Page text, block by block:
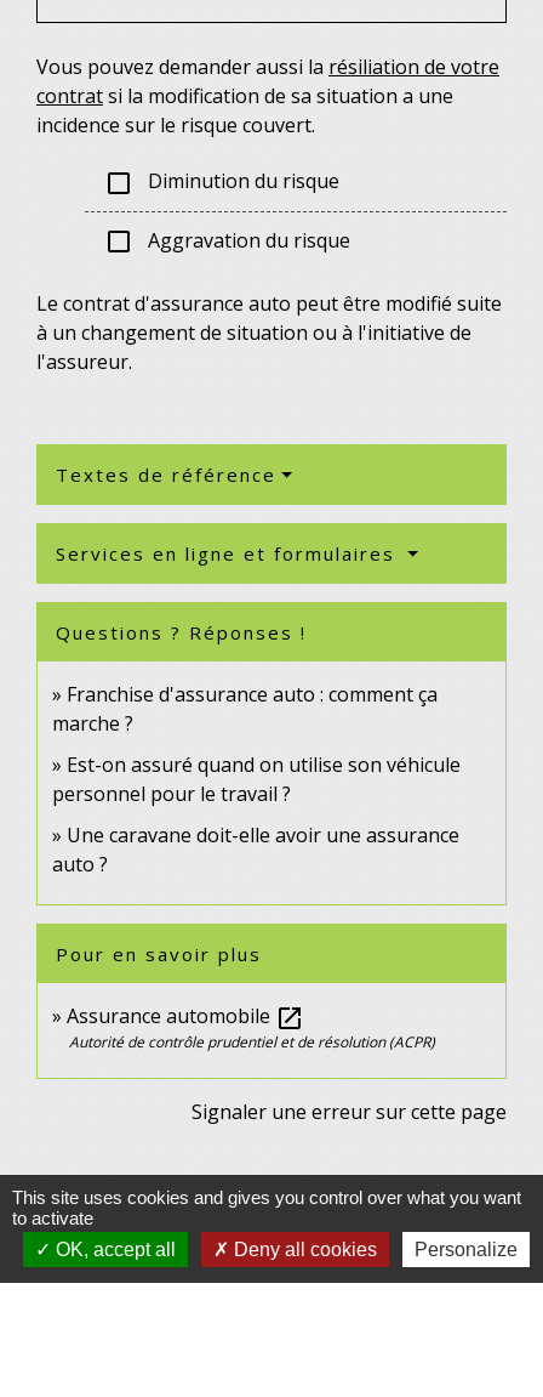
Vous pouvez demander aussi la résiliation de votre
contratsi la modification de sa situation a une
incidence sur le risque couvert.
check_box_outline_blank Diminution du risque
check_box_outline_blank Aggravation du risque
Le contrat d'assurance auto peut être modifié suite
à un changement de situation ou à l'initiative de
l'assureur.
Textes de référence
Services en ligne et formulaires
Questions ? Réponses !
Franchise d'assurance auto : comment ça
marche ?
Est-on assuré quand on utilise son véhicule
personnel pour le travail ?
Une caravane doit-elle avoir une assurance
auto ?
Pour en savoir plus
Assurance automobile open_in_new
Autorité de contrôle prudentiel et de résolution (ACPR)
Signaler une erreur sur cette page
Contacts
This site uses cookies and gives you control over what you want
to activate
OK, accept all
Deny all cookies Personalize